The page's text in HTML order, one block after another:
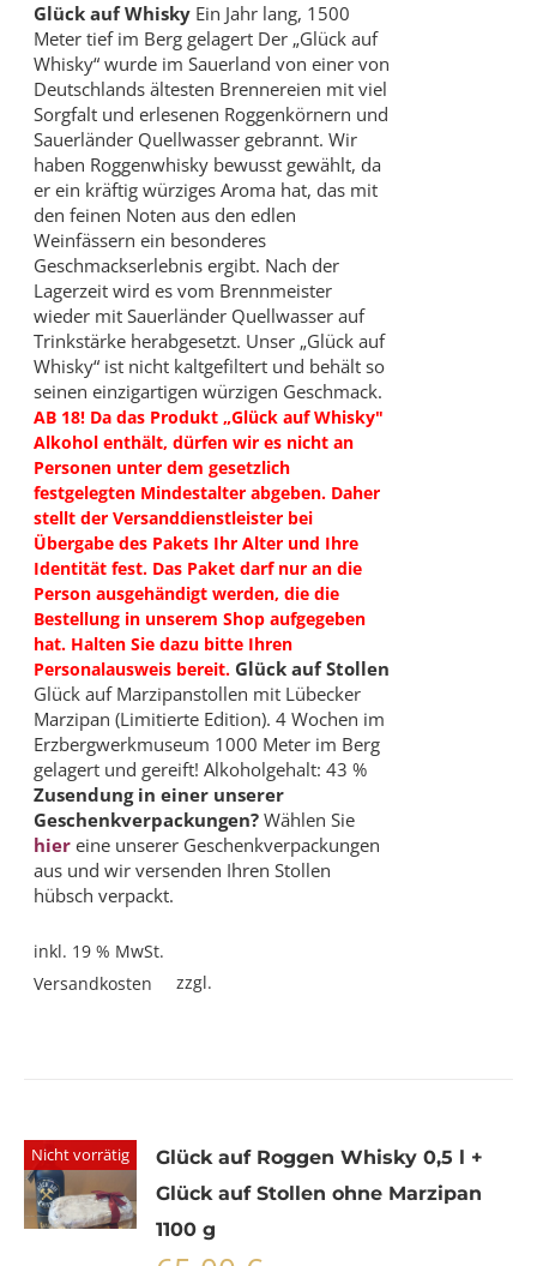
Glück auf Whisky Ein Jahr lang, 1500
Meter tief im Berg gelagert Der „Glück auf
Whisky“ wurde im Sauerland von einer von
Deutschlands ältesten Brennereien mit viel
Sorgfalt und erlesenen Roggenkörnern und
Sauerländer Quellwasser gebrannt. Wir
haben Roggenwhisky bewusst gewählt, da
er ein kräftig würziges Aroma hat, das mit
den feinen Noten aus den edlen
Weinfässern ein besonderes
Geschmackserlebnis ergibt. Nach der
Lagerzeit wird es vom Brennmeister
wieder mit Sauerländer Quellwasser auf
Trinkstärke herabgesetzt. Unser „Glück auf
Whisky“ ist nicht kaltgefiltert und behält so
seinen einzigartigen würzigen Geschmack.
AB 18! Da das Produkt „Glück auf Whisky"
Alkohol enthält, dürfen wir es nicht an
Personen unter dem gesetzlich
festgelegten Mindestalter abgeben. Daher
stellt der Versanddienstleister bei
Übergabe des Pakets Ihr Alter und Ihre
Identität fest. Das Paket darf nur an die
Person ausgehändigt werden, die die
Bestellung in unserem Shop aufgegeben
hat. Halten Sie dazu bitte Ihren
Personalausweis bereit. Glück auf Stollen
Glück auf Marzipanstollen mit Lübecker
Marzipan (Limitierte Edition). 4 Wochen im
Erzbergwerkmuseum 1000 Meter im Berg
gelagert und gereift! Alkoholgehalt: 43 %
Zusendung in einer unserer
Geschenkverpackungen? Wählen Sie
hier eine unserer Geschenkverpackungen
aus und wir versenden Ihren Stollen
hübsch verpackt.
inkl. 19 % MwSt.
zzgl.
Versandkosten
Nicht vorrätig
Glück auf Roggen Whisky 0,5 l +
Glück auf Stollen ohne Marzipan
1100 g